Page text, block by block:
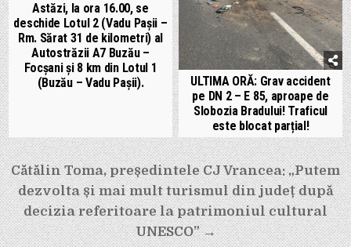
Astăzi, la ora 16.00, se
deschide Lotul 2 (Vadu Pașii –
Rm. Sărat 31 de kilometri) al
Autostrăzii A7 Buzău –
Focșani și 8 km din Lotul 1
(Buzău – Vadu Pașii).
ULTIMA ORĂ: Grav accident
pe DN 2 – E 85, aproape de
Slobozia Bradului! Traficul
este blocat parțial!
Navigare
în
articole
Cătălin Toma, președintele CJ Vrancea: „Putem
dezvolta și mai mult turismul din județ după
decizia referitoare la patrimoniul cultural
UNESCO” →